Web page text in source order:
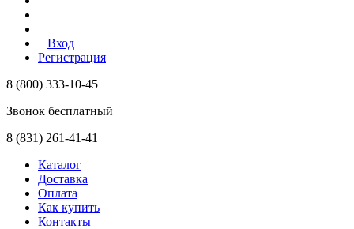
Вход
Регистрация
8 (800) 333-10-45
Звонок бесплатный
8 (831) 261-41-41
Каталог
Доставка
Оплата
Как купить
Контакты